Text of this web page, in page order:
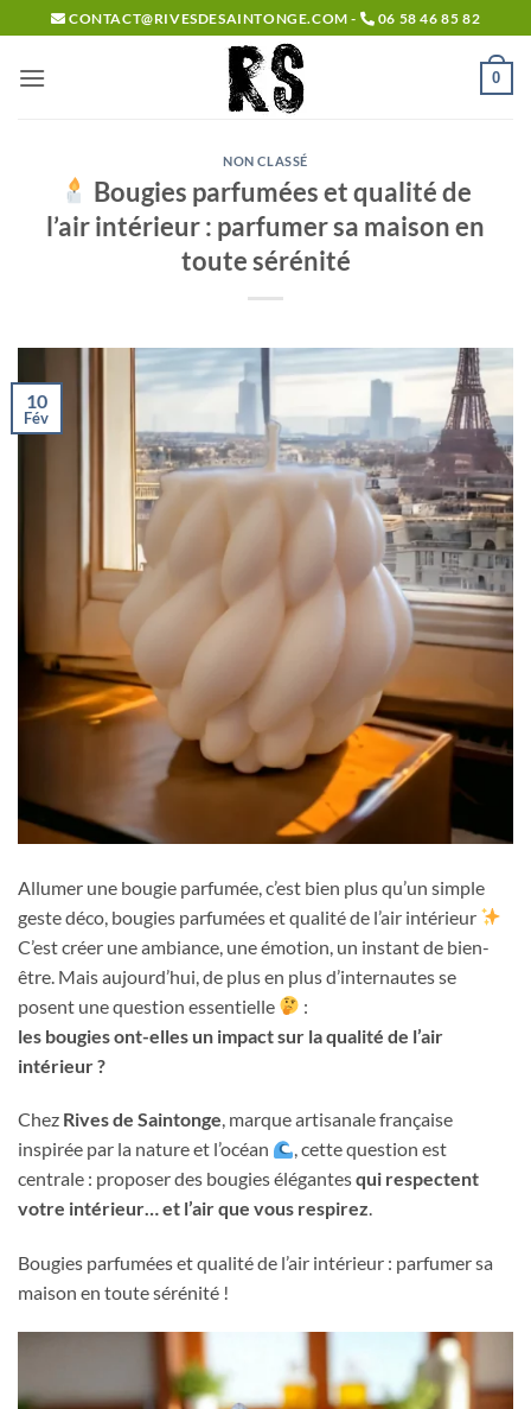
Passer
au
contenu
CONTACT@RIVESDESAINTONGE.COM - 06 58 46 85 82
0
NON CLASSÉ
Bougies parfumées et qualité de
l’air intérieur : parfumer sa maison en
toute sérénité
10
Fév
Allumer une bougie parfumée, c’est bien plus qu’un simple
geste déco, bougies parfumées et qualité de l’air intérieur
C’est créer une ambiance, une émotion, un instant de bien-
être. Mais aujourd’hui, de plus en plus d’internautes se
posent une question essentielle
:
les bougies ont-elles un impact sur la qualité de l’air
intérieur ?
Chez Rives de Saintonge, marque artisanale française
inspirée par la nature et l’océan
, cette question est
centrale : proposer des bougies élégantesqui respectent
votre intérieur… et l’air que vous respirez.
Bougies parfumées et qualité de l’air intérieur : parfumer sa
maison en toute sérénité !